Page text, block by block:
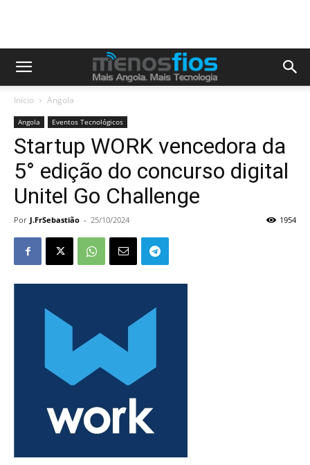
Início Angola
Angola Eventos Tecnológicos
Startup WORK vencedora da
5° edição do concurso digital
Unitel Go Challenge
Por J.FrSebastião - 25/10/2024 1954